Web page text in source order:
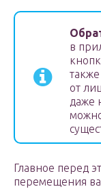
в
от
даже
Главное перед
перемещения